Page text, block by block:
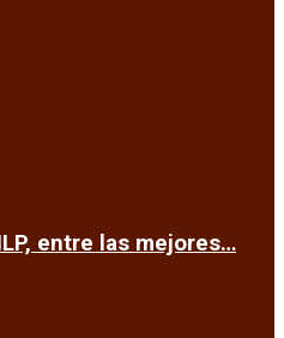
entre las mejores…